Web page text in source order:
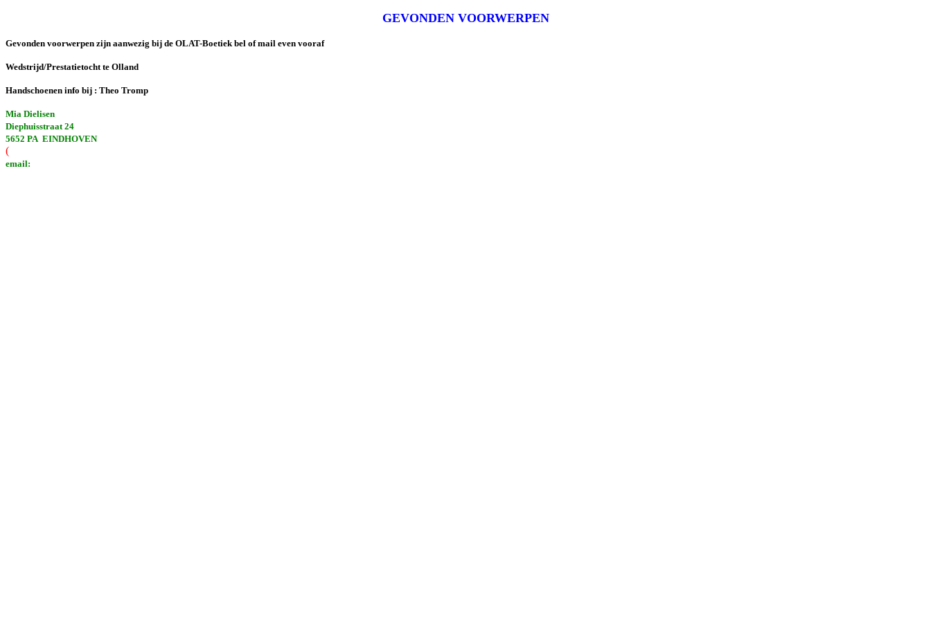
GEVONDEN VOORWERPEN
Gevonden voorwerpen zijn aanwezig bij de OLAT-Boetiek bel of mail even vooraf
Wedstrijd/Prestatietocht te Olland
Handschoenen info bij : Theo Tromp
Mia Dielisen
Diephuisstraat 24
5652 PA EINDHOVEN
(
email: